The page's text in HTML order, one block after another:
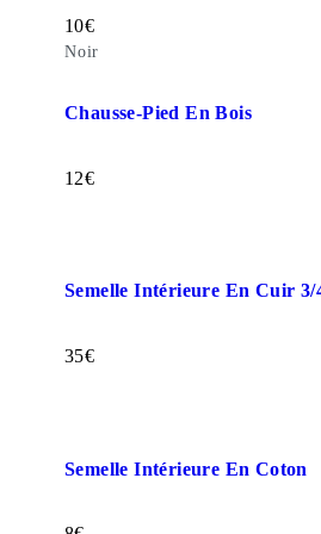
Prix de vente:
10€
Noir
Chausse-Pied En Bois
Prix de vente:
12€
Ajouter aux favoris: CHAUSSE-
Semelle Intérieure En Cuir 3/
Prix de vente:
35€
Semelle Intérieure En Coton